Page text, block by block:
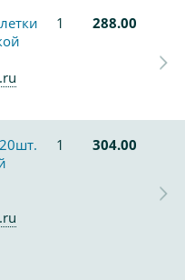
1 288.00
1 304.00